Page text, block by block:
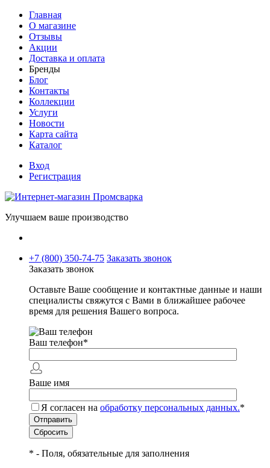
Главная
О магазине
Отзывы
Акции
Доставка и оплата
Бренды
Блог
Контакты
Коллекции
Услуги
Новости
Карта сайта
Каталог
Вход
Регистрация
Улучшаем ваше производство
+7 (800) 350-74-75 Заказать звонок
Заказать звонок
Оставьте Ваше сообщение и контактные данные и наши
специалисты свяжутся с Вами в ближайшее рабочее
время для решения Вашего вопроса.
Ваш телефон*
Ваше имя
Я согласен на обработку персональных данных.*
* - Поля, обязательные для заполнения